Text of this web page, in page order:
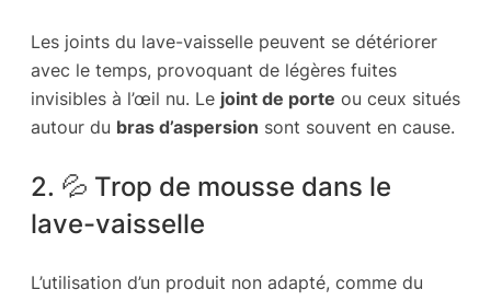
Les joints du lave-vaisselle peuvent se détériorer
avec le temps, provoquant de légères fuites
invisibles à l’œil nu. Le joint de porte ou ceux situés
autour du bras d’aspersion sont souvent en cause.
2. 💦 Trop de mousse dans le
lave-vaisselle
L’utilisation d’un produit non adapté, comme du